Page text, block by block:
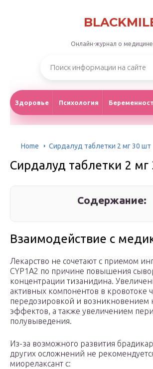
Онлайн-журнал о медицине
Здоровье Психология
Home Сирдалуд таблетки 2 мг 30 шт
Сирдалуд таблетки 2 мг
Содержание:
Взаимодействие с
Лекарство не сочетают с приемом
CYP1A2 по причине повышения
концентрации тизанидина.
активных компонентов в кровотоке
передозировкой и возникновением
эффектов, а также увеличением
полувыведения.
Из-за возможного развития
других осложнений не
миорелаксант с: